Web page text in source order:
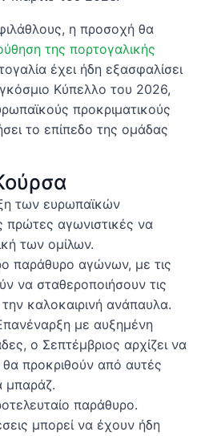
η προσοχή θα
της πορτογαλικής
έχει ήδη εξασφαλίσει
Κύπελλο του 2026,
προκριματικούς
το επίπεδο της ομάδας
των ευρωπαϊκών
πρώτες αγωνιστικές να
των ομίλων.
παράθυρο αγώνων, με τις
να σταθεροποιήσουν τις
καλοκαιρινή ανάπαυλα.
με αυξημένη
ο Σεπτέμβριος αρχίζει να
θα προκριθούν από αυτές
μπαράζ.
παράθυρο.
μπορεί να έχουν ήδη